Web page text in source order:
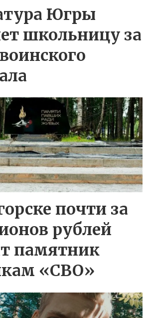
Югры
школьницу за
почти за
рублей
памятник
«СВО»